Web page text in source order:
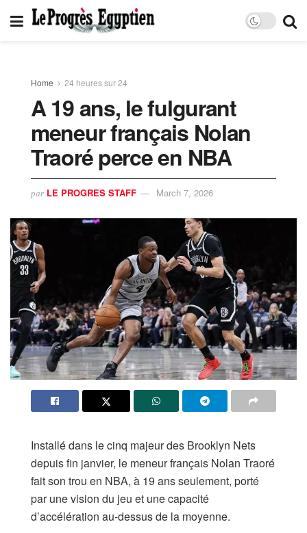
Home 24 heures sur 24
A 19 ans, le fulgurant
meneur français Nolan
Traoré perce en NBA
par LE PROGRES STAFF March 7, 2026
Installé dans le cinq majeur des Brooklyn Nets
depuis fin janvier, le meneur français Nolan Traoré
fait son trou en NBA, à 19 ans seulement, porté
par une vision du jeu et une capacité
d’accélération au-dessus de la moyenne.